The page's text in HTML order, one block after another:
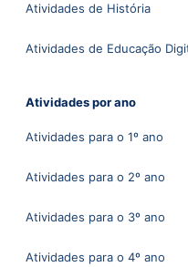
Atividades de História
Atividades de Educação
Atividades por ano
Atividades para o 1º ano
Atividades para o 2º ano
Atividades para o 3º ano
Atividades para o 4º ano